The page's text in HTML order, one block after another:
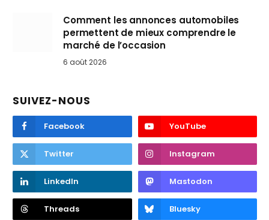
Comment les annonces automobiles
permettent de mieux comprendre le
marché de l’occasion
6 août 2026
SUIVEZ-NOUS
Facebook YouTube
Twitter Instagram
LinkedIn Mastodon
Threads Bluesky